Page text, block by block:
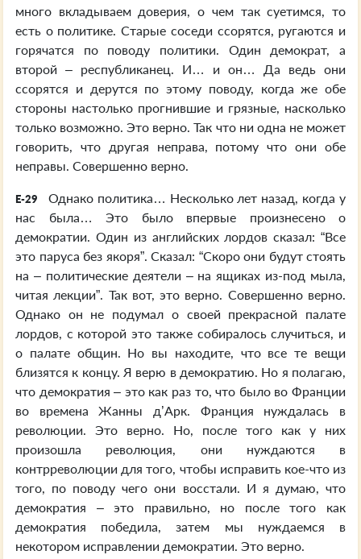
много вкладываем доверия, о чем так суетимся, то
есть о политике. Старые соседи ссорятся, ругаются и
горячатся по поводу политики. Один демократ, а
второй – республиканец. И… и он… Да ведь они
ссорятся и дерутся по этому поводу, когда же обе
стороны настолько прогнившие и грязные, насколько
только возможно. Это верно. Так что ни одна не может
говорить, что другая неправа, потому что они обе
неправы. Совершенно верно.
E-29
Однако политика… Несколько лет назад, когда у
нас была… Это было впервые произнесено о
демократии. Один из английских лордов сказал: “Все
это паруса без якоря”. Сказал: “Скоро они будут стоять
на – политические деятели – на ящиках из-под мыла,
читая лекции”. Так вот, это верно. Совершенно верно.
Однако он не подумал о своей прекрасной палате
лордов, с которой это также собиралось случиться, и
о палате общин. Но вы находите, что все те вещи
близятся к концу. Я верю в демократию. Но я полагаю,
что демократия – это как раз то, что было во Франции
во времена Жанны д’Арк. Франция нуждалась в
революции. Это верно. Но, после того как у них
произошла революция, они нуждаются в
контрреволюции для того, чтобы исправить кое-что из
того, по поводу чего они восстали. И я думаю, что
демократия – это правильно, но после того как
демократия победила, затем мы нуждаемся в
некотором исправлении демократии. Это верно.